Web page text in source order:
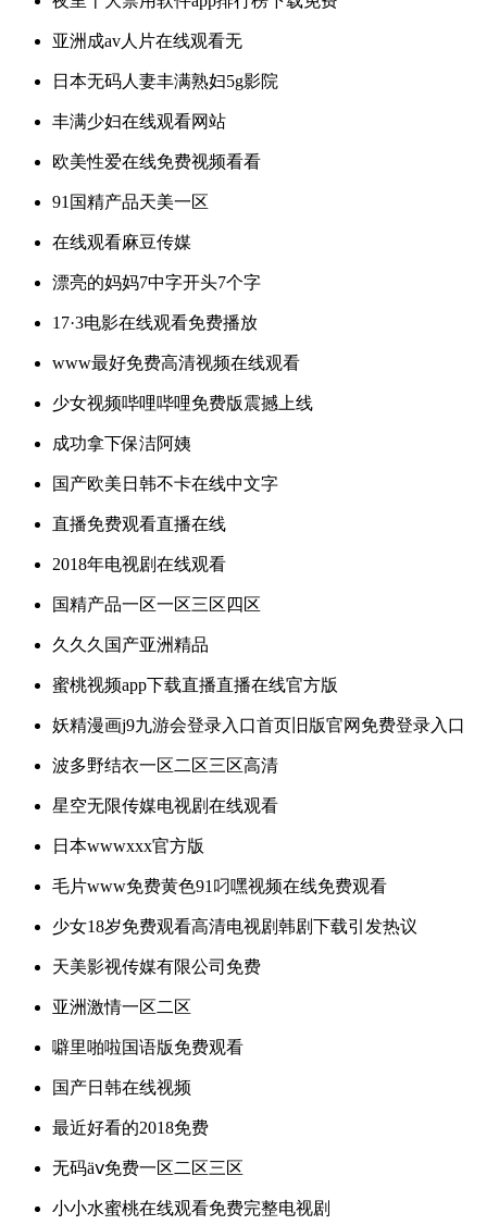
亚洲成av人片在线观看无
日本无码人妻丰满熟妇5g影院
丰满少妇在线观看网站
欧美性爱在线免费视频看看
91国精产品天美一区
在线观看麻豆传媒
漂亮的妈妈7中字开头7个字
17·3电影在线观看免费播放
www最好免费高清视频在线观看
少女视频哔哩哔哩免费版震撼上线
成功拿下保洁阿姨
国产欧美日韩不卡在线中文字
直播免费观看直播在线
2018年电视剧在线观看
国精产品一区一区三区四区
久久久国产亚洲精品
蜜桃视频app下载直播直播在线官方版
妖精漫画j9九游会登录入口首页旧版官网免费登录入口
波多野结衣一区二区三区高清
星空无限传媒电视剧在线观看
日本wwwxxx官方版
毛片www免费黄色91叼嘿视频在线免费观看
少女18岁免费观看高清电视剧韩剧下载引发热议
天美影视传媒有限公司免费
亚洲激情一区二区
噼里啪啦国语版免费观看
国产日韩在线视频
最近好看的2018免费
无码äⅴ免费一区二区三区
小小水蜜桃在线观看免费完整电视剧